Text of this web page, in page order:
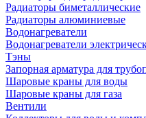
Радиаторы биметаллические
Радиаторы алюминиевые
Водонагреватели
Водонагреватели
Тэны
Запорная арматура для
Шаровые краны для воды
Шаровые краны для газа
Вентили